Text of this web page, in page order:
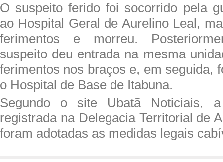
O suspeito ferido foi socorrido pela
ao Hospital Geral de Aurelino Leal,
ferimentos e morreu.
suspeito deu entrada na mesma
ferimentos nos braços e, em seguida,
o Hospital de Base de Itabuna.
Segundo o site Ubatã Noticiais,
registrada na Delegacia Territorial de
foram adotadas as medidas legais